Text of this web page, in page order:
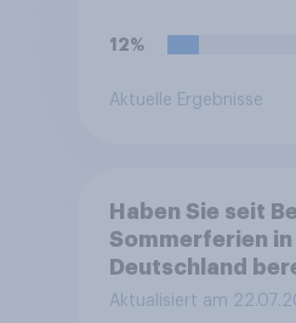
12%
Aktuelle Ergebnisse
Haben Sie seit
Sommerferien in
Deutschland
Stau auf der
Aktualisiert am